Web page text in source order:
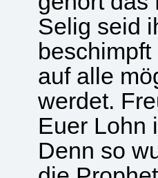
Selig seid
auf alle
werdet.
Euer Lohn
Denn so